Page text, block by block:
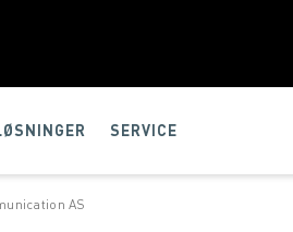
SERVICE
AS